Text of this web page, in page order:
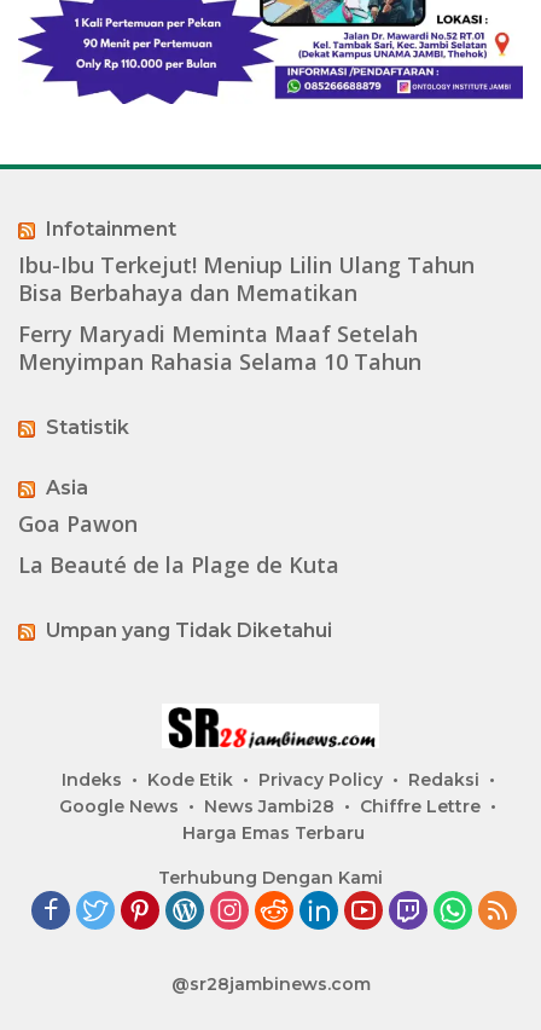
Infotainment
Ibu-Ibu Terkejut! Meniup Lilin Ulang Tahun
Bisa Berbahaya dan Mematikan
Ferry Maryadi Meminta Maaf Setelah
Menyimpan Rahasia Selama 10 Tahun
Statistik
Asia
Goa Pawon
La Beauté de la Plage de Kuta
Umpan yang Tidak Diketahui
Indeks Kode Etik Privacy Policy
Redaksi
Google News
News Jambi28
Chiffre Lettre
Harga Emas Terbaru
Terhubung Dengan Kami
@sr28jambinews.com